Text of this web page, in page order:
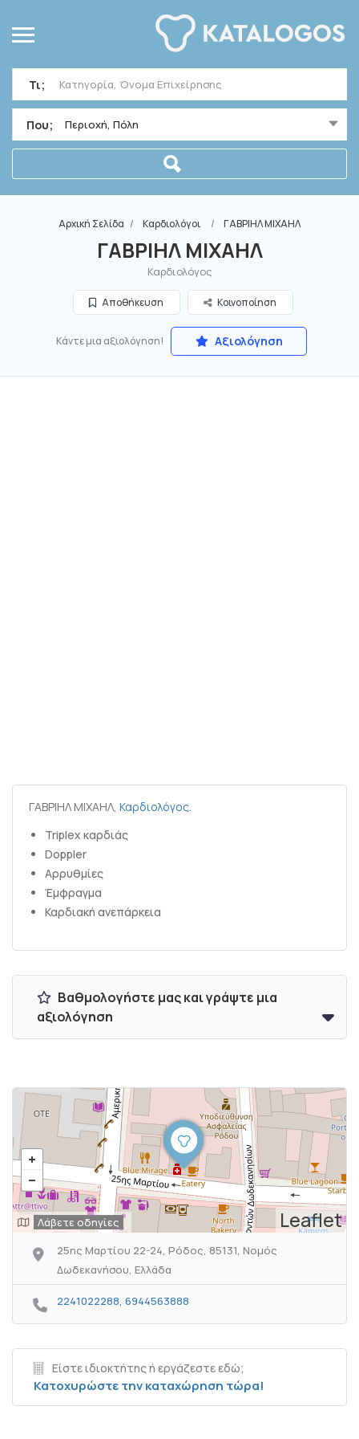
Τι;
Που; Περιοχή, Πόλη
Αρχική Σελίδα Καρδιολόγοι ΓΑΒΡΙΗΛ ΜΙΧΑΗΛ
ΓΑΒΡΙΗΛ ΜΙΧΑΗΛ
Καρδιολόγος
Αποθήκευση Κοινοποίηση
Κάντε μια αξιολόγηση! Αξιολόγηση
ΓΑΒΡΙΗΛ ΜΙΧΑΗΛ, Καρδιολόγος.
Triplex καρδιάς
Doppler
Αρρυθμίες
Έμφραγμα
Καρδιακή ανεπάρκεια
Βαθμολογήστε μας και γράψτε μια
αξιολόγηση
Leaflet
Λάβετε οδηγίες
25ης Μαρτίου 22-24, Ρόδος, 85131, Νομός
Δωδεκανήσου, Ελλάδα
2241022288, 6944563888
Είστε ιδιοκτήτης ή εργάζεστε εδώ;
Κατοχυρώστε την καταχώρηση τώρα!